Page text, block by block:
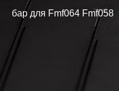
бар для Fmf064 Fmf058